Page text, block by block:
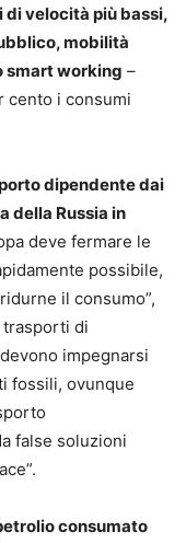
velocità più bassi,
mobilità
smart working –
cento i consumi
dipendente dai
della Russia in
deve fermare le
possibile,
il consumo”,
trasporti di
impegnarsi
fossili, ovunque
false soluzioni
consumato